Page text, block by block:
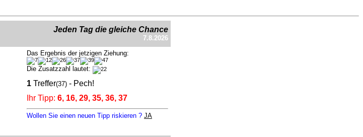
Jeden Tag die gleiche Chance
7.8.2026
Das Ergebnis der jetzigen Ziehung:
Die Zusatzzahl lautet:
1 Treffer(37) - Pech!
Ihr Tipp: 6, 16, 29, 35, 36, 37
Wollen Sie einen neuen Tipp riskieren ? JA